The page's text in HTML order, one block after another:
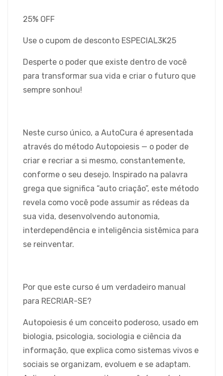
25% OFF
Use o cupom de desconto ESPECIAL3K25
Desperte o poder que existe dentro de você
para transformar sua vida e criar o futuro que
sempre sonhou!
Neste curso único, a AutoCura é apresentada
através do método Autopoiesis — o poder de
criar e recriar a si mesmo, constantemente,
conforme o seu desejo. Inspirado na palavra
grega que significa “auto criação”, este método
revela como você pode assumir as rédeas da
sua vida, desenvolvendo autonomia,
interdependência e inteligência sistêmica para
se reinventar.
Por que este curso é um verdadeiro manual
para RECRIAR-SE?
Autopoiesis é um conceito poderoso, usado em
biologia, psicologia, sociologia e ciência da
informação, que explica como sistemas vivos e
sociais se organizam, evoluem e se adaptam.